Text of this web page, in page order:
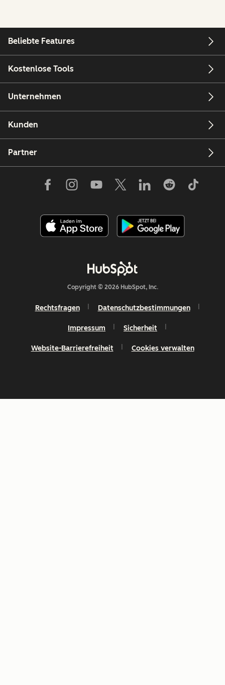
Beliebte Features
Kostenlose Tools
Unternehmen
Kunden
Partner
Copyright © 2026 HubSpot, Inc.
Rechtsfragen Datenschutzbestimmungen
Impressum Sicherheit
Website-Barrierefreiheit Cookies verwalten